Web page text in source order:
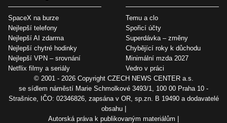
SpaceX na burze
Nejlepší telefony
Nejlepší AI zdarma
Nejlepší chytré hodinky
Nejlepší VPN – srovnání
Netflix filmy a seriály
Temu a clo
Spořicí účty
Superdávka – změny
Chybějící roky k důchodu
Minimální mzda 2027
Vedro v práci
© 2001 - 2026 Copyright CZECH NEWS CENTER a.s.
se sídlem náměstí Marie Schmolkové 3493/1, 100 00 Praha 10 -
Strašnice, IČO: 02346826, zapsána v OR, sp.zn. B 19490 a dodavatelé
obsahu
Autorská práva k publikovaným materiálům